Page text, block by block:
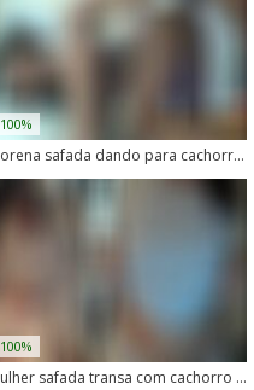
100%
Morena safada dando para cachorro no meio do mato
100%
Mulher safada transa com cachorro no meio do mato